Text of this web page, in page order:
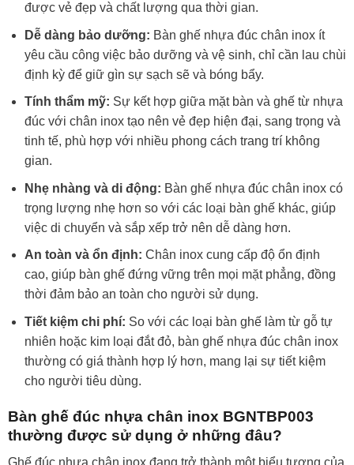
được vẻ đẹp và chất lượng qua thời gian.
Dễ dàng bảo dưỡng: Bàn ghế nhựa đúc chân inox ít
yêu cầu công việc bảo dưỡng và vệ sinh, chỉ cần lau chùi
định kỳ để giữ gìn sự sạch sẽ và bóng bẩy.
Tính thẩm mỹ: Sự kết hợp giữa mặt bàn và ghế từ nhựa
đúc với chân inox tạo nên vẻ đẹp hiện đại, sang trọng và
tinh tế, phù hợp với nhiều phong cách trang trí không
gian.
Nhẹ nhàng và di động: Bàn ghế nhựa đúc chân inox có
trọng lượng nhẹ hơn so với các loại bàn ghế khác, giúp
việc di chuyển và sắp xếp trở nên dễ dàng hơn.
An toàn và ổn định: Chân inox cung cấp độ ổn định
cao, giúp bàn ghế đứng vững trên mọi mặt phẳng, đồng
thời đảm bảo an toàn cho người sử dụng.
Tiết kiệm chi phí: So với các loại bàn ghế làm từ gỗ tự
nhiên hoặc kim loại đắt đỏ, bàn ghế nhựa đúc chân inox
thường có giá thành hợp lý hơn, mang lại sự tiết kiệm
cho người tiêu dùng.
Bàn ghế đúc nhựa chân inox BGNTBP003
thường được sử dụng ở những đâu?